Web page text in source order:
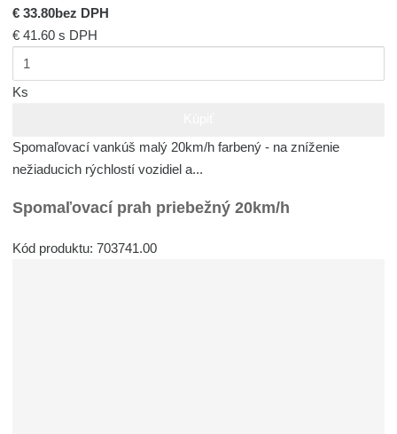
€ 33.80bez DPH
€ 41.60s DPH
Ks
Spomaľovací vankúš malý 20km/h farbený - na zníženie
nežiaducich rýchlostí vozidiel a...
Spomaľovací prah priebežný 20km/h
Kód produktu: 703741.00